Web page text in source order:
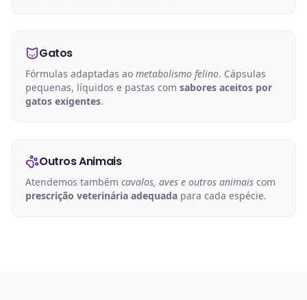
Gatos
Fórmulas adaptadas ao metabolismo felino. Cápsulas
pequenas, líquidos e pastas com sabores aceitos por
gatos exigentes.
Outros Animais
Atendemos também cavalos, aves e outros animais com
prescrição veterinária adequada para cada espécie.